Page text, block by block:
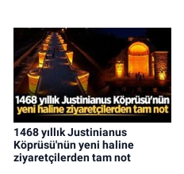
1468 yıllık Justinianus
Köprüsü'nün yeni haline
ziyaretçilerden tam not